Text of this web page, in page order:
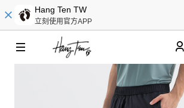
Hang Ten TW
立刻使用官方APP